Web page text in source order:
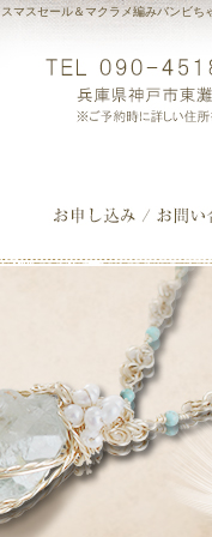
マスセール＆マクラメ編みバンビち